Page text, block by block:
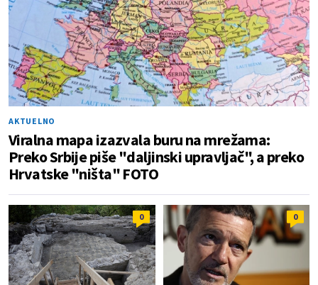
AKTUELNO
Viralna mapa izazvala buru na mrežama:
Preko Srbije piše "daljinski upravljač", a preko
Hrvatske "ništa" FOTO
0 0